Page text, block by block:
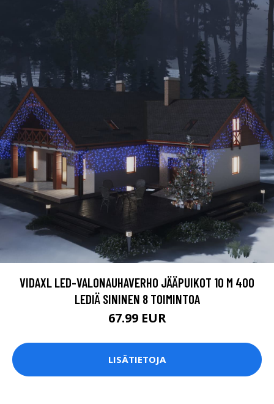
VIDAXL LED-VALONAUHAVERHO JÄÄPUIKOT 10 M 400
LEDIÄ SININEN 8 TOIMINTOA
67.99 EUR
LISÄTIETOJA